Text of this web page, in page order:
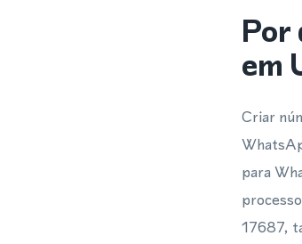
Por
em
Criar
para
17687,